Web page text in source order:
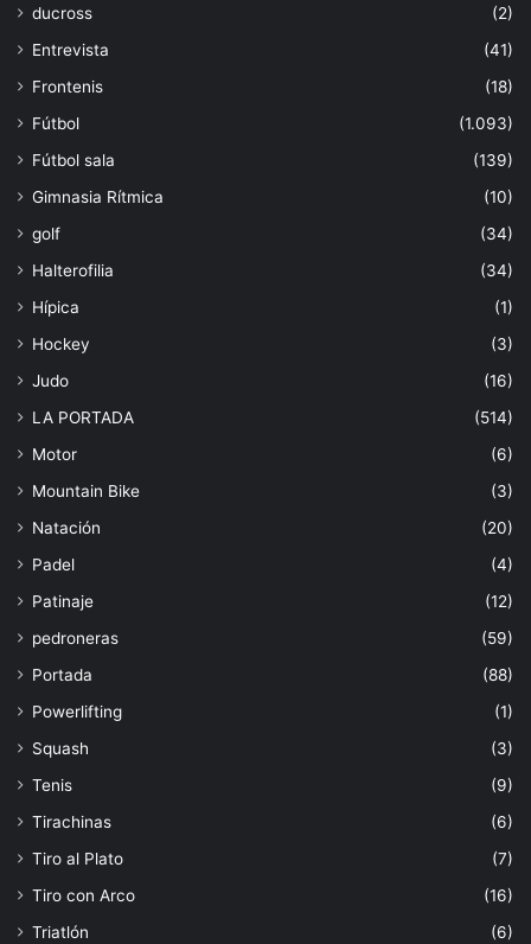
ducross
(2)
Entrevista
(41)
Frontenis
(18)
Fútbol
(1.093)
Fútbol sala
(139)
Gimnasia Rítmica
(10)
golf
(34)
Halterofilia
(34)
Hípica
(1)
Hockey
(3)
Judo
(16)
LA PORTADA
(514)
Motor
(6)
Mountain Bike
(3)
Natación
(20)
Padel
(4)
Patinaje
(12)
pedroneras
(59)
Portada
(88)
Powerlifting
(1)
Squash
(3)
Tenis
(9)
Tirachinas
(6)
Tiro al Plato
(7)
Tiro con Arco
(16)
Triatlón
(6)